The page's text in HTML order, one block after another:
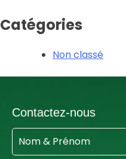
Catégories
Non classé
Contactez-nous